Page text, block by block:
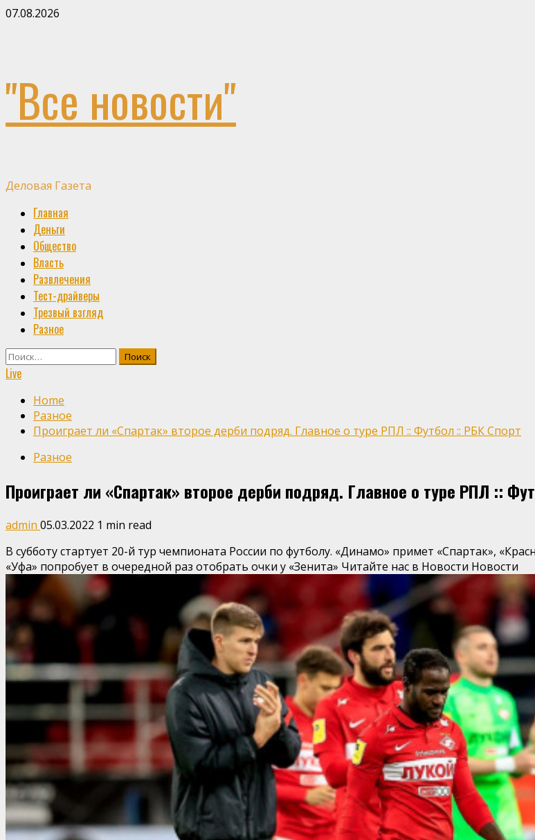
Skip
07.08.2026
"Все новости"
Деловая Газета
Primary
Menu
Главная
Деньги
Общество
Власть
Развлечения
Тест-драйверы
Трезвый взгляд
Разное
Найти:
Live
Home
Разное
Проиграет ли «Спартак» второе дерби подряд. Главное о туре РПЛ :: Футбол :: РБК Спорт
Разное
Проиграет ли «Спартак» второе дерби подряд. Главное о туре РПЛ ::
admin 05.03.2022 1 min read
В субботу стартует 20-й тур чемпионата России по футболу. «Динамо» примет «Спартак»,
«Уфа» попробует в очередной раз отобрать очки у «Зенита» Читайте нас в Новости Новости